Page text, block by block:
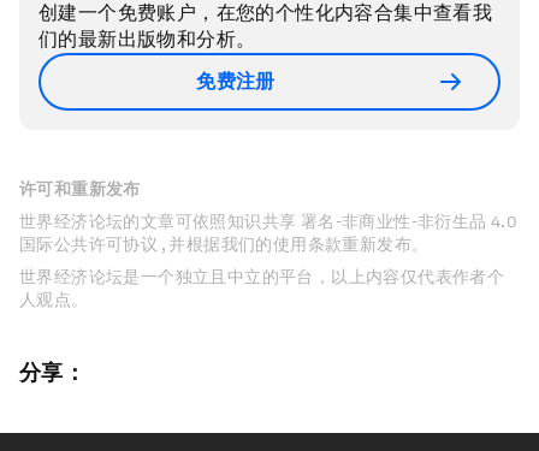
创建一个免费账户，在您的个性化内容合集中查看我
们的最新出版物和分析。
免费注册
许可和重新发布
世界经济论坛的文章可依照知识共享 署名-非商业性-非衍生品 4.0
国际公共许可协议 , 并根据我们的使用条款重新发布。
世界经济论坛是一个独立且中立的平台，以上内容仅代表作者个
人观点。
分享：